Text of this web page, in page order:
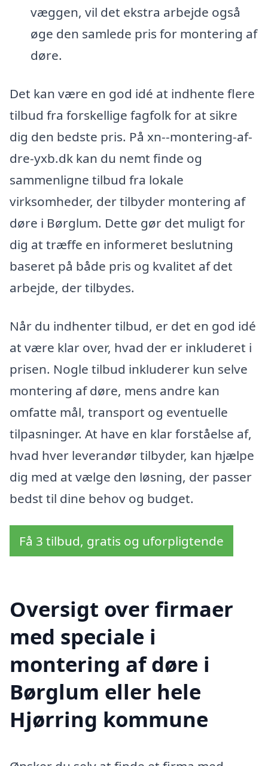
væggen, vil det ekstra arbejde også
øge den samlede pris for montering af
døre.
Det kan være en god idé at indhente flere
tilbud fra forskellige fagfolk for at sikre
dig den bedste pris. På xn--montering-af-
dre-yxb.dk kan du nemt finde og
sammenligne tilbud fra lokale
virksomheder, der tilbyder montering af
døre i Børglum. Dette gør det muligt for
dig at træffe en informeret beslutning
baseret på både pris og kvalitet af det
arbejde, der tilbydes.
Når du indhenter tilbud, er det en god idé
at være klar over, hvad der er inkluderet i
prisen. Nogle tilbud inkluderer kun selve
montering af døre, mens andre kan
omfatte mål, transport og eventuelle
tilpasninger. At have en klar forståelse af,
hvad hver leverandør tilbyder, kan hjælpe
dig med at vælge den løsning, der passer
bedst til dine behov og budget.
Få 3 tilbud, gratis og uforpligtende
Oversigt over firmaer
med speciale i
montering af døre i
Børglum eller hele
Hjørring kommune